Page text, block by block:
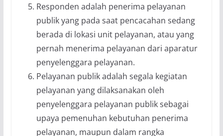
Responden adalah penerima pelayanan
publik yang pada saat pencacahan sedang
berada di lokasi unit pelayanan, atau yang
pernah menerima pelayanan dari aparatur
penyelenggara pelayanan.
Pelayanan publik adalah segala kegiatan
pelayanan yang dilaksanakan oleh
penyelenggara pelayanan publik sebagai
upaya pemenuhan kebutuhan penerima
pelayanan, maupun dalam rangka